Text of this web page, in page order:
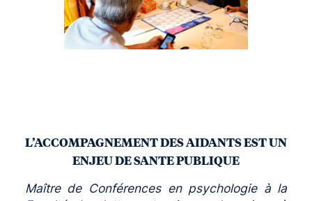
L’ACCOMPAGNEMENT DES AIDANTSEST UN
ENJEU DE SANTE PUBLIQUE
Maître de Conférences en psychologie à la